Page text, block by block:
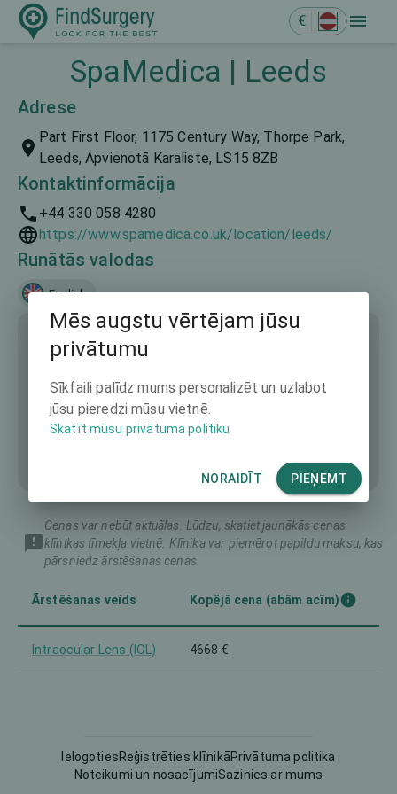
€
SpaMedica | Leeds
Adrese
Part First Floor, 1175 Century Way, Thorpe Park,
Leeds, Apvienotā Karaliste, LS15 8ZB
Kontaktinformācija
+44 330 058 4280
https://www.spamedica.co.uk/location/leeds/
Runātās valodas
English
Cenas var nebūt aktuālas. Lūdzu, skatiet jaunākās cenas
klīnikas tīmekļa vietnē. Klīnika var piemērot papildu maksu, kas
pārsniedz ārstēšanas cenas.
Ārstēšanas veids Kopējā cena (abām acīm)
Intraocular Lens (IOL) 4668 €
IelogotiesReģistrēties klīnikāPrivātuma politika
Noteikumi un nosacījumiSazinies ar mums
Mēs augstu vērtējam jūsu
privātumu
Sīkfaili palīdz mums personalizēt un uzlabot
jūsu pieredzi mūsu vietnē.
Skatīt mūsu privātuma politiku
NORAIDĪT PIEŅEMT